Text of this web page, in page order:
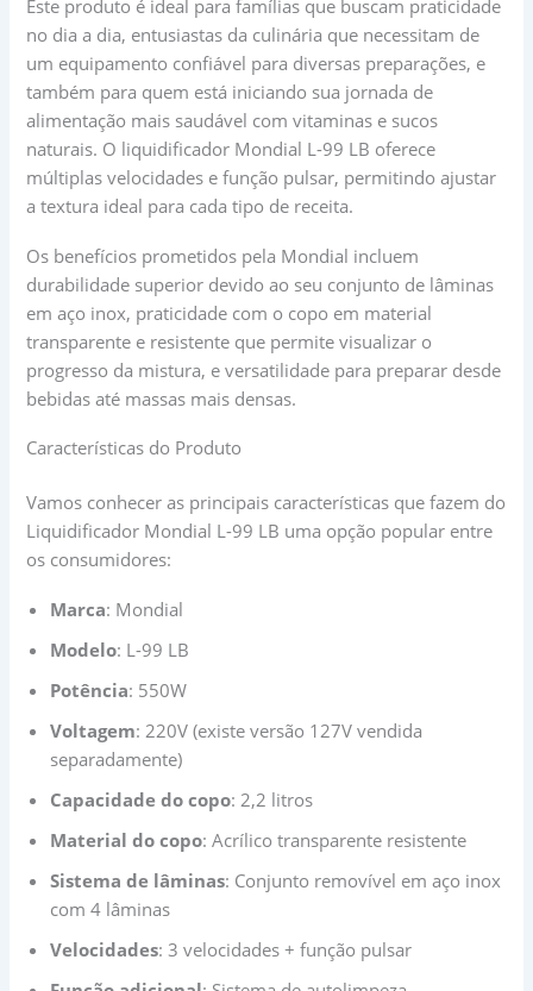
Este produto é ideal para famílias que buscam praticidade
no dia a dia, entusiastas da culinária que necessitam de
um equipamento confiável para diversas preparações, e
também para quem está iniciando sua jornada de
alimentação mais saudável com vitaminas e sucos
naturais. O liquidificador Mondial L-99 LB oferece
múltiplas velocidades e função pulsar, permitindo ajustar
a textura ideal para cada tipo de receita.
Os benefícios prometidos pela Mondial incluem
durabilidade superior devido ao seu conjunto de lâminas
em aço inox, praticidade com o copo em material
transparente e resistente que permite visualizar o
progresso da mistura, e versatilidade para preparar desde
bebidas até massas mais densas.
Características do Produto
Vamos conhecer as principais características que fazem do
Liquidificador Mondial L-99 LB uma opção popular entre
os consumidores:
Marca: Mondial
Modelo: L-99 LB
Potência: 550W
Voltagem: 220V (existe versão 127V vendida
separadamente)
Capacidade do copo: 2,2 litros
Material do copo: Acrílico transparente resistente
Sistema de lâminas: Conjunto removível em aço inox
com 4 lâminas
Velocidades: 3 velocidades + função pulsar